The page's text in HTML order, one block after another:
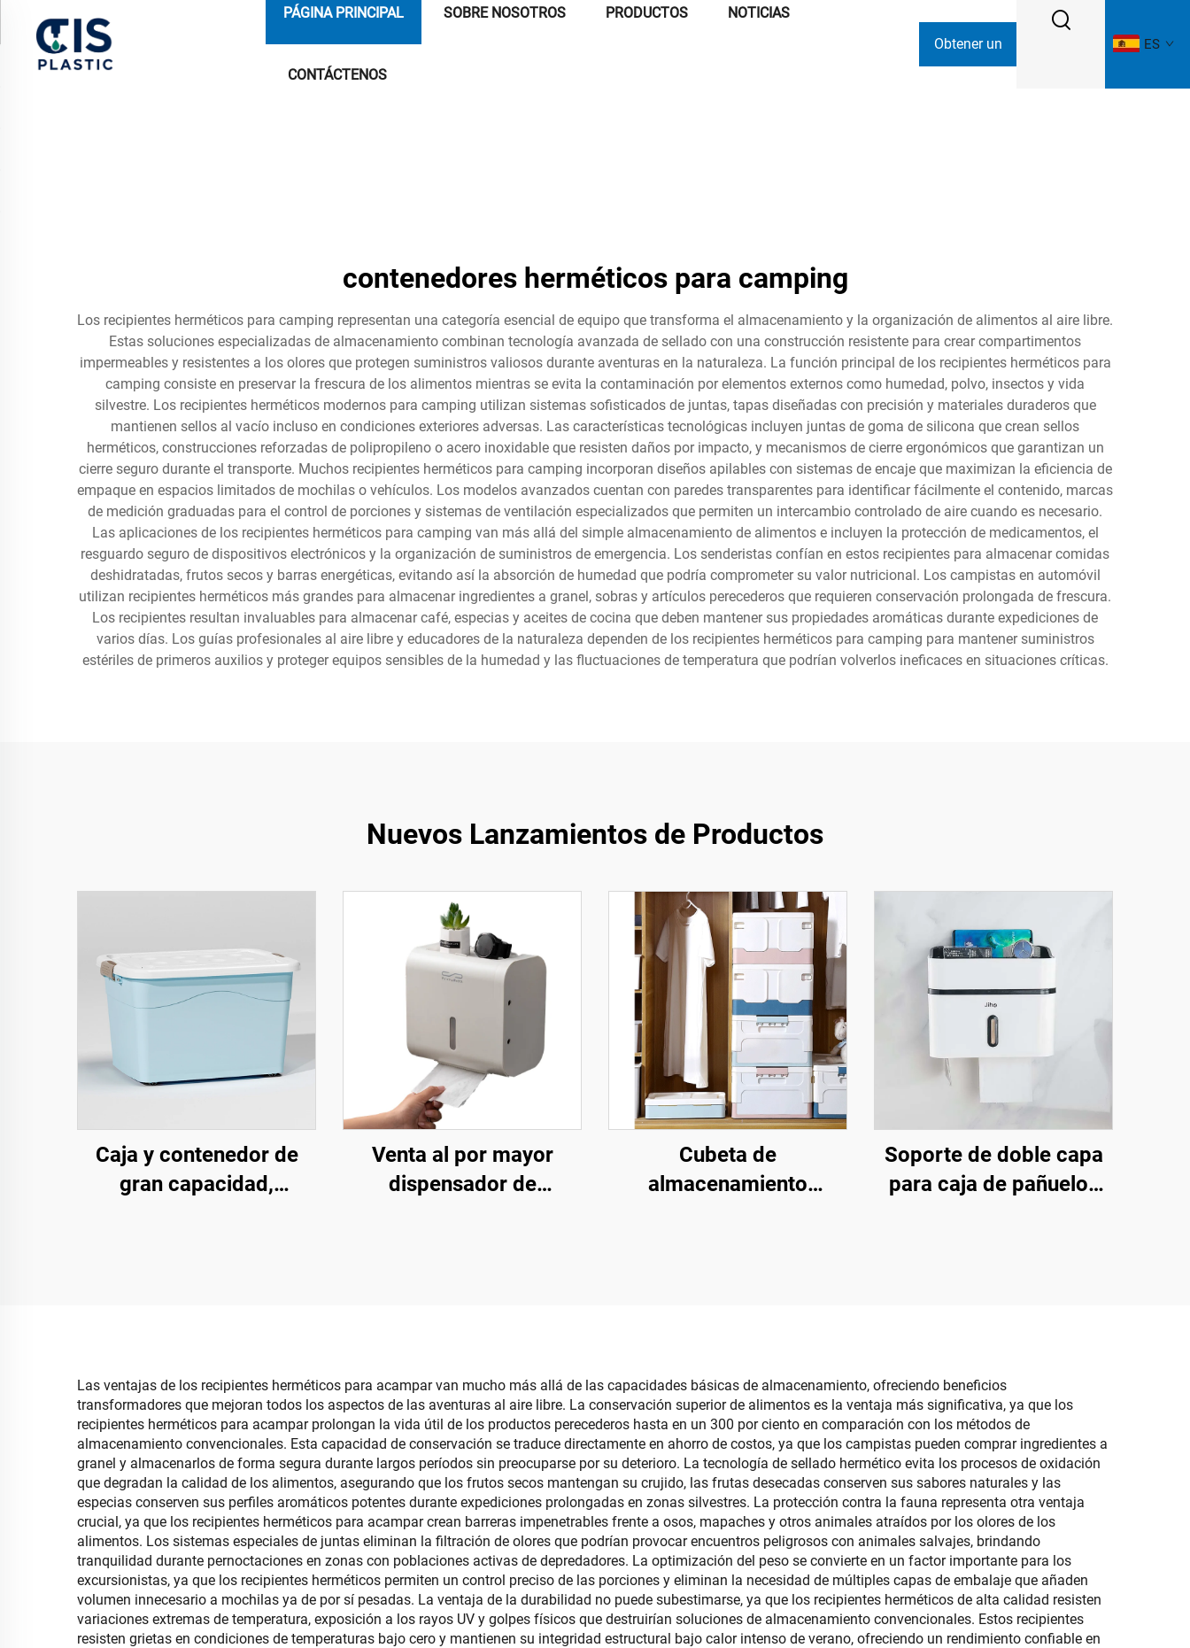
PÁGINA PRINCIPAL SOBRE NOSOTROS PRODUCTOS NOTICIAS
CONTÁCTENOS
Obtener un ES
contenedores herméticos para camping
Los recipientes herméticos para camping representan una categoría esencial de equipo que transforma el almacenamiento y la organización de alimentos al aire libre.
Estas soluciones especializadas de almacenamiento combinan tecnología avanzada de sellado con una construcción resistente para crear compartimentos
impermeables y resistentes a los olores que protegen suministros valiosos durante aventuras en la naturaleza. La función principal de los recipientes herméticos para
camping consiste en preservar la frescura de los alimentos mientras se evita la contaminación por elementos externos como humedad, polvo, insectos y vida
silvestre. Los recipientes herméticos modernos para camping utilizan sistemas sofisticados de juntas, tapas diseñadas con precisión y materiales duraderos que
mantienen sellos al vacío incluso en condiciones exteriores adversas. Las características tecnológicas incluyen juntas de goma de silicona que crean sellos
herméticos, construcciones reforzadas de polipropileno o acero inoxidable que resisten daños por impacto, y mecanismos de cierre ergonómicos que garantizan un
cierre seguro durante el transporte. Muchos recipientes herméticos para camping incorporan diseños apilables con sistemas de encaje que maximizan la eficiencia de
empaque en espacios limitados de mochilas o vehículos. Los modelos avanzados cuentan con paredes transparentes para identificar fácilmente el contenido, marcas
de medición graduadas para el control de porciones y sistemas de ventilación especializados que permiten un intercambio controlado de aire cuando es necesario.
Las aplicaciones de los recipientes herméticos para camping van más allá del simple almacenamiento de alimentos e incluyen la protección de medicamentos, el
resguardo seguro de dispositivos electrónicos y la organización de suministros de emergencia. Los senderistas confían en estos recipientes para almacenar comidas
deshidratadas, frutos secos y barras energéticas, evitando así la absorción de humedad que podría comprometer su valor nutricional. Los campistas en automóvil
utilizan recipientes herméticos más grandes para almacenar ingredientes a granel, sobras y artículos perecederos que requieren conservación prolongada de frescura.
Los recipientes resultan invaluables para almacenar café, especias y aceites de cocina que deben mantener sus propiedades aromáticas durante expediciones de
varios días. Los guías profesionales al aire libre y educadores de la naturaleza dependen de los recipientes herméticos para camping para mantener suministros
estériles de primeros auxilios y proteger equipos sensibles de la humedad y las fluctuaciones de temperatura que podrían volverlos ineficaces en situaciones críticas.
Nuevos Lanzamientos de Productos
Caja y contenedor de
gran capacidad,
Venta al por mayor
dispensador de
Cubeta de
almacenamiento
Soporte de doble capa
para caja de pañuelos
Las ventajas de los recipientes herméticos para acampar van mucho más allá de las capacidades básicas de almacenamiento, ofreciendo beneficios
transformadores que mejoran todos los aspectos de las aventuras al aire libre. La conservación superior de alimentos es la ventaja más significativa, ya que los
recipientes herméticos para acampar prolongan la vida útil de los productos perecederos hasta en un 300 por ciento en comparación con los métodos de
almacenamiento convencionales. Esta capacidad de conservación se traduce directamente en ahorro de costos, ya que los campistas pueden comprar ingredientes a
granel y almacenarlos de forma segura durante largos períodos sin preocuparse por su deterioro. La tecnología de sellado hermético evita los procesos de oxidación
que degradan la calidad de los alimentos, asegurando que los frutos secos mantengan su crujido, las frutas desecadas conserven sus sabores naturales y las
especias conserven sus perfiles aromáticos potentes durante expediciones prolongadas en zonas silvestres. La protección contra la fauna representa otra ventaja
crucial, ya que los recipientes herméticos para acampar crean barreras impenetrables frente a osos, mapaches y otros animales atraídos por los olores de los
alimentos. Los sistemas especiales de juntas eliminan la filtración de olores que podrían provocar encuentros peligrosos con animales salvajes, brindando
tranquilidad durante pernoctaciones en zonas con poblaciones activas de depredadores. La optimización del peso se convierte en un factor importante para los
excursionistas, ya que los recipientes herméticos permiten un control preciso de las porciones y eliminan la necesidad de múltiples capas de embalaje que añaden
volumen innecesario a mochilas ya de por sí pesadas. La ventaja de la durabilidad no puede subestimarse, ya que los recipientes herméticos de alta calidad resisten
variaciones extremas de temperatura, exposición a los rayos UV y golpes físicos que destruirían soluciones de almacenamiento convencionales. Estos recipientes
resisten grietas en condiciones de temperaturas bajo cero y mantienen su integridad estructural bajo calor intenso de verano, ofreciendo un rendimiento confiable en